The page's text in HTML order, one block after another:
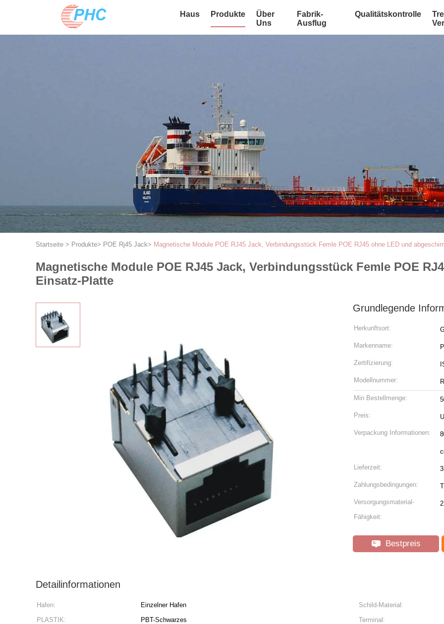
Haus Produkte
Über
Uns
Fabrik-
Ausflug
Qualitätskontrolle
Startseite > Produkte> POE Rj45 Jack> Magnetische Module POE RJ45 Jack, Verbindungsstück Femle POE RJ45 ohne LED und
Magnetische Module POE RJ45 Jack, Verbindungsstück Femle POE
Einsatz-Platte
Grundlegende
Herkunftsort:
Markenname:
Zertifizierung:
Modellnummer:
Min Bestellmenge:
Preis:
Verpackung Informationen:
Lieferzeit:
Zahlungsbedingungen:
Versorgungsmaterial-
Fähigkeit:
Bestpreis
Detailinformationen
Hafen: Einzelner Hafen Schild-Material:
PLASTIK:
PBT-Schwarzes Terminal: